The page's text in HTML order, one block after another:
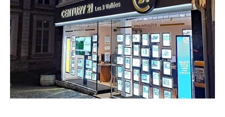
CENTURY 21 Les 3 Vallées
1 rue des Cordonniers
MONTREUIL SUR MER - 62170
Envoyer un message
Téléphoner à l'agence